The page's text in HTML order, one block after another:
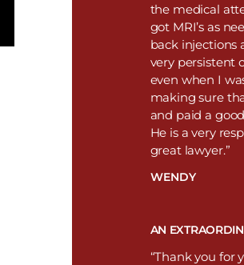
the medical
got MRI’s as
back injections
very persistent
even when I
making sure
and paid a
He is a very
great lawyer.”
WENDY
AN
“Thank you for